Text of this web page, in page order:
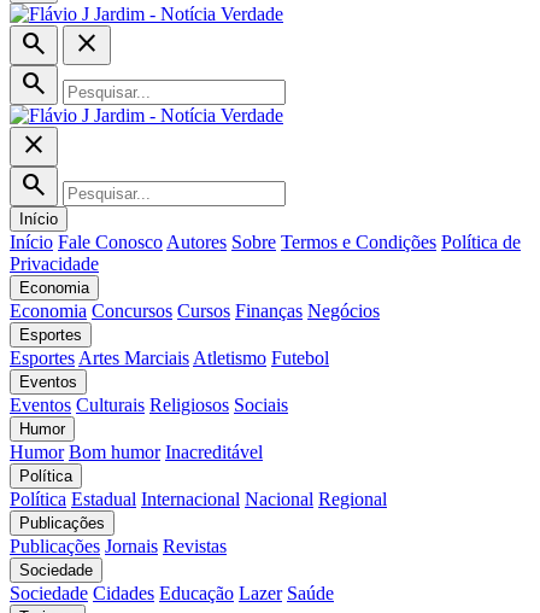
search
close
search
close
search
Início
Início Fale Conosco Autores Sobre Termos e Condições Política de
Privacidade
Economia
Economia Concursos Cursos Finanças Negócios
Esportes
Esportes Artes Marciais Atletismo Futebol
Eventos
Eventos Culturais Religiosos Sociais
Humor
Humor Bom humor Inacreditável
Política
Política Estadual Internacional Nacional Regional
Publicações
Publicações Jornais Revistas
Sociedade
Sociedade Cidades Educação Lazer Saúde